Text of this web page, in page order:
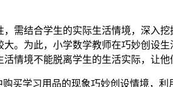
需结合学生的实际生活情境，深入
。为此，小学数学教师在巧妙创设
情境不能脱离学生的生活实际，让他
买学习用品的现象巧妙创设情境，